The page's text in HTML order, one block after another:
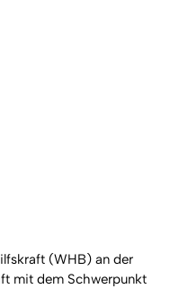
(WHB) an der
mit dem Schwerpunkt